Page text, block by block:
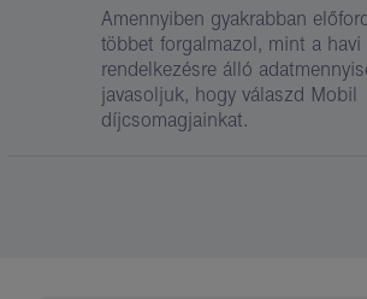
Amennyiben gyakrabban
többet forgalmazol, mint a havi
rendelkezésre álló
javasoljuk, hogy válaszd Mobil
díjcsomagjainkat.